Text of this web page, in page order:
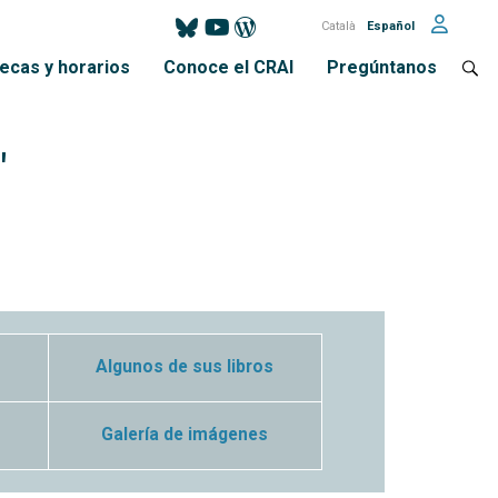
Català Español
y horarios Conoce el CRAI Pregúntanos
Algunos de sus libros
Galería de imágenes